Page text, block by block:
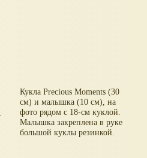
Кукла Precious Moments (30
см) и малышка (10 см), на
фото рядом с 18-см куклой.
Малышка закреплена в руке
большой куклы резинкой.